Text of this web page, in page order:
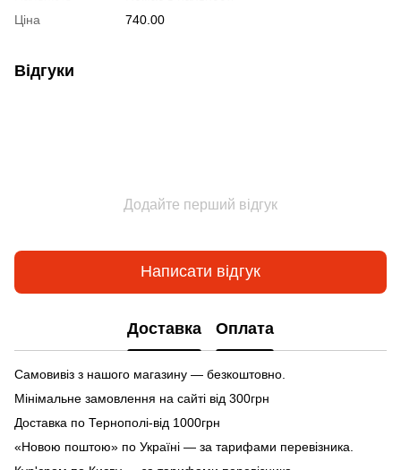
Ціна
740.00
Відгуки
Додайте перший відгук
Написати відгук
Доставка Оплата
Самовивіз з нашого магазину — безкоштовно.
Мінімальне замовлення на сайті від 300грн
Доставка по Тернополі-від 1000грн
«Новою поштою» по Україні — за тарифами перевізника.